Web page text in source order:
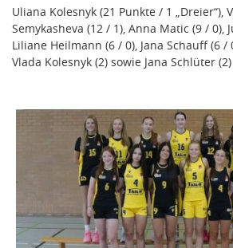
Uliana Kolesnyk (21 Punkte / 1 „Dreier“),
Semykasheva (12 / 1), Anna Matic (9 / 0),
Liliane Heilmann (6 / 0), Jana Schauff (6 /
Vlada Kolesnyk (2) sowie Jana Schlüter (2)